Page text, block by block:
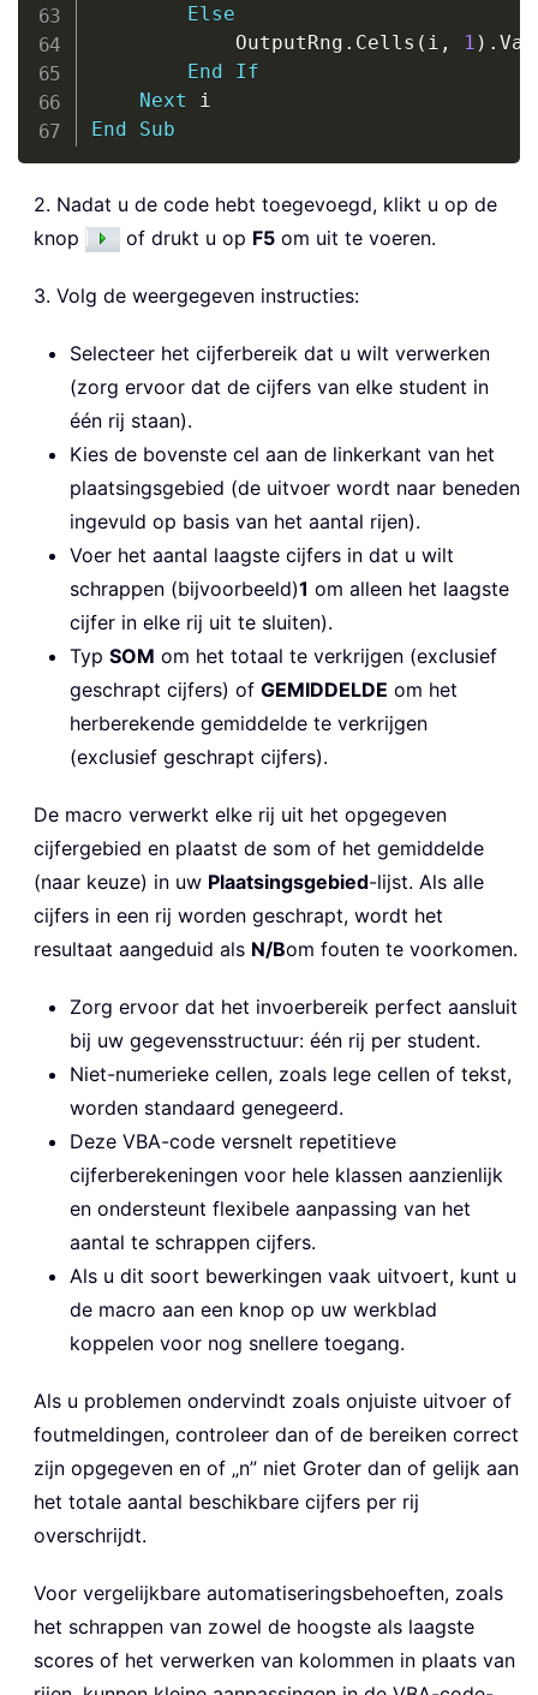
Else
            OutputRng
. Cells ( i , 1 ) .
End
If
Next
End
Sub
2. Nadat u de code hebt toegevoegd, klikt u op de
knop
of drukt u op F5 om uit te voeren.
3. Volg de weergegeven instructies:
Selecteer het cijferbereik dat u wilt verwerken
(zorg ervoor dat de cijfers van elke student in
één rij staan).
Kies de bovenste cel aan de linkerkant van het
plaatsingsgebied (de uitvoer wordt naar beneden
ingevuld op basis van het aantal rijen).
Voer het aantal laagste cijfers in dat u wilt
schrappen (bijvoorbeeld)1 om alleen het laagste
cijfer in elke rij uit te sluiten).
Typ SOM om het totaal te verkrijgen (exclusief
geschrapt cijfers) of GEMIDDELDE om het
herberekende gemiddelde te verkrijgen
(exclusief geschrapt cijfers).
De macro verwerkt elke rij uit het opgegeven
cijfergebied en plaatst de som of het gemiddelde
(naar keuze) in uw Plaatsingsgebied-lijst. Als alle
cijfers in een rij worden geschrapt, wordt het
resultaat aangeduid als N/Bom fouten te voorkomen.
Zorg ervoor dat het invoerbereik perfect aansluit
bij uw gegevensstructuur: één rij per student.
Niet-numerieke cellen, zoals lege cellen of tekst,
worden standaard genegeerd.
Deze VBA-code versnelt repetitieve
cijferberekeningen voor hele klassen aanzienlijk
en ondersteunt flexibele aanpassing van het
aantal te schrappen cijfers.
Als u dit soort bewerkingen vaak uitvoert, kunt u
de macro aan een knop op uw werkblad
koppelen voor nog snellere toegang.
Als u problemen ondervindt zoals onjuiste uitvoer of
foutmeldingen, controleer dan of de bereiken correct
zijn opgegeven en of „n” niet Groter dan of gelijk aan
het totale aantal beschikbare cijfers per rij
overschrijdt.
Voor vergelijkbare automatiseringsbehoeften, zoals
het schrappen van zowel de hoogste als laagste
scores of het verwerken van kolommen in plaats van